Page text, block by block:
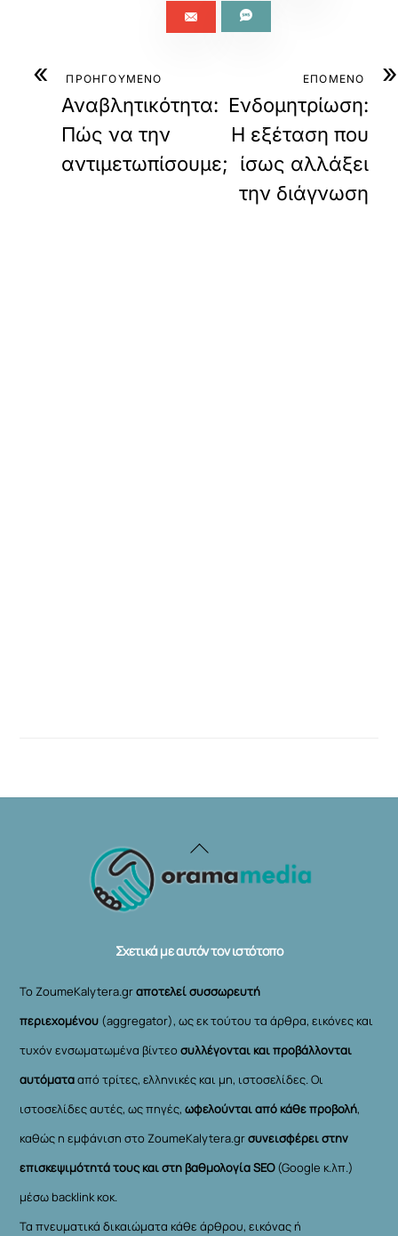
« ΠΡΟΗΓΟΥΜΕΝΟ
Αναβλητικότητα:
Πώς να την
αντιμετωπίσουμε;
»
ΕΠΟΜΕΝΟ
Ενδομητρίωση:
Η εξέταση που
ίσως αλλάξει
την διάγνωση
Back
To
Σχετικά με αυτόν τον ιστότοπο
Το ZoumeKalytera.grαποτελεί συσσωρευτή
περιεχομένου (aggregator), ως εκ τούτου τα άρθρα, εικόνες και
τυχόν ενσωματωμένα βίντεοσυλλέγονται και προβάλλονται
αυτόματααπό τρίτες, ελληνικές και μη, ιστοσελίδες. Οι
ιστοσελίδες αυτές, ως πηγές,ωφελούνται από κάθε προβολή,
καθώς η εμφάνιση στο ZoumeKalytera.grσυνεισφέρει στην
επισκεψιμότητά τους και στη βαθμολογία SEO(Google κ.λπ.)
μέσω backlink κοκ.
Τα πνευματικά δικαιώματα κάθε άρθρου, εικόνας ή